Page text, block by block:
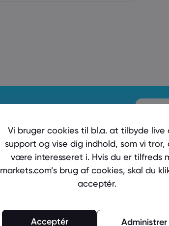
Vi bruger cookies til bl.a. at tilbyde live
support og vise dig indhold, som vi tror,
være interesseret i. Hvis du er tilfreds
markets.com’s brug af cookies, skal du
acceptér.
Acceptér Administrer